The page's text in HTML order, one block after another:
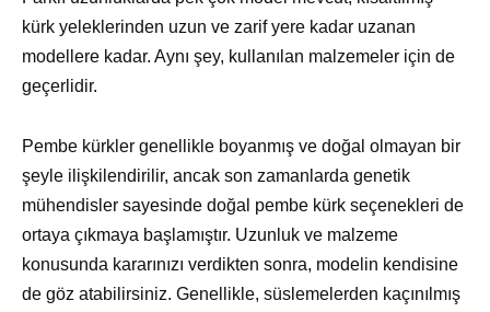
kürk yeleklerinden uzun ve zarif yere kadar uzanan
modellere kadar. Aynı şey, kullanılan malzemeler için de
geçerlidir.
Pembe kürkler genellikle boyanmış ve doğal olmayan bir
şeyle ilişkilendirilir, ancak son zamanlarda genetik
mühendisler sayesinde doğal pembe kürk seçenekleri de
ortaya çıkmaya başlamıştır. Uzunluk ve malzeme
konusunda kararınızı verdikten sonra, modelin kendisine
de göz atabilirsiniz. Genellikle, süslemelerden kaçınılmış